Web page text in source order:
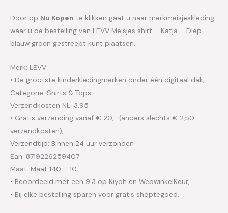
Door op Nu Kopen te klikken gaat u naar merkmeisjeskleding
waar u de bestelling van LEVV Meisjes shirt – Katja – Diep
blauw groen gestreept kunt plaatsen.
Merk: LEVV
• De grootste kinderkledingmerken onder één digitaal dak;
Categorie: Shirts & Tops
Verzendkosten NL: 3.95
• Gratis verzending vanaf € 20,- (anders slechts € 2,50
verzendkosten);
Verzendtijd: Binnen 24 uur verzonden
Ean: 8719226259407
Maat: Maat 140 – 10
• Beoordeeld met een 9.3 op Kiyoh en WebwinkelKeur;
• Bij elke bestelling sparen voor gratis shoptegoed.